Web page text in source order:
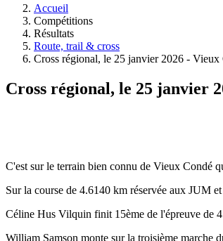
Accueil
Compétitions
Résultats
Route, trail & cross
Cross régional, le 25 janvier 2026 - Vieux
Cross régional, le 25 janvier
C'est sur le terrain bien connu de Vieux Condé
Sur la course de 4.6140 km réservée aux JUM
Céline Hus Vilquin finit 15ème de l'épreuve de
William Samson monte sur la troisième